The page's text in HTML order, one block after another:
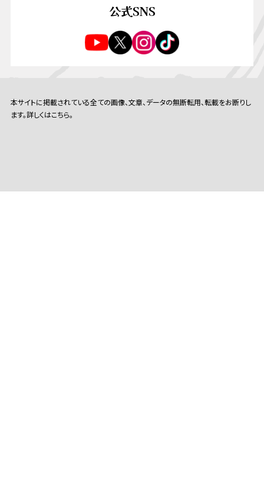
公式SNS
本サイトに掲載されている全ての画像、文章、データの無断転用、転載をお断りし
ます。詳しくはこちら。